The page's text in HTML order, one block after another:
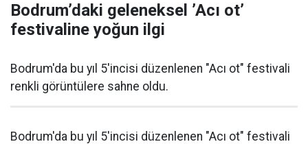
Bodrum’daki geleneksel ’Acı ot’
festivaline yoğun ilgi
Bodrum'da bu yıl 5'incisi düzenlenen "Acı ot" festivali
renkli görüntülere sahne oldu.
Bodrum'da bu yıl 5'incisi düzenlenen "Acı ot" festivali